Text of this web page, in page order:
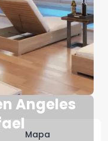
Angeles
Mapa